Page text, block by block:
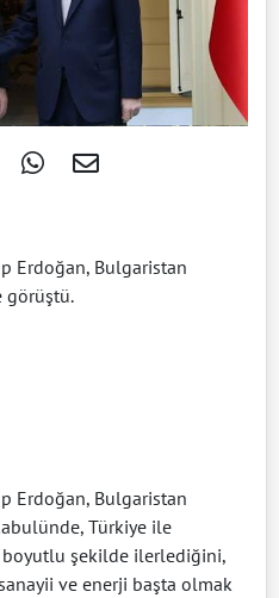
Erdoğan, Bulgaristan
görüştü.
Erdoğan, Bulgaristan
Türkiye ile
şekilde ilerlediğini,
ve enerji başta olmak